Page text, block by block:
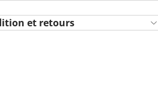
et retours